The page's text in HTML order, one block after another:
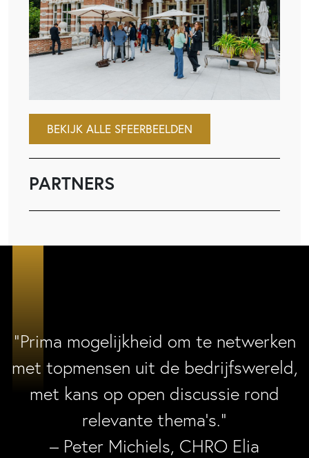
BEKIJK ALLE SFEERBEELDEN
PARTNERS
“Prima mogelijkheid om te netwerken
met topmensen uit de bedrijfswereld,
met kans op open discussie rond
relevante thema’s.”
– Peter Michiels, CHRO Elia